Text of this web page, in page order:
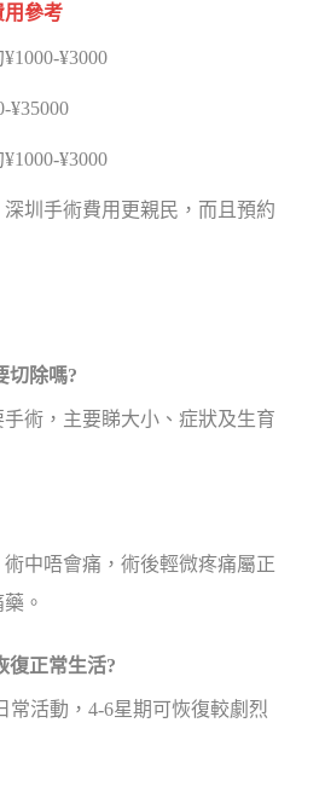
用參考
¥3000
¥35000
¥3000
圳手術費用更親民，而且預約
切除嗎?
術，主要睇大小、症狀及生育
中唔會痛，術後輕微疼痛屬正
。
復正常生活?
常活動，4-6星期可恢復較劇烈